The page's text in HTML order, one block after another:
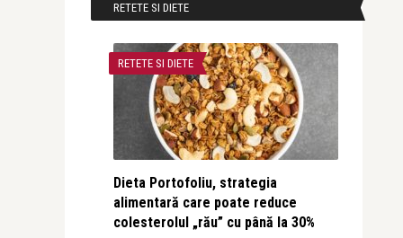
RETETE SI DIETE
RETETE SI DIETE
Dieta Portofoliu, strategia
alimentară care poate reduce
colesterolul „rău” cu până la 30%